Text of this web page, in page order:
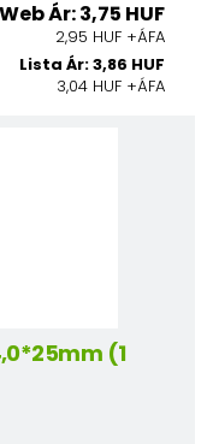
Web Ár: 3,75 HUF
2,95 HUF +ÁFA
Lista Ár: 3,86 HUF
3,04 HUF +ÁFA
(1